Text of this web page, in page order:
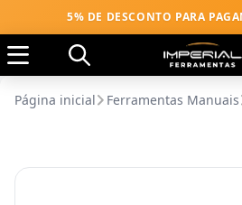
5% DE DESCONTO PARA
Página inicial Ferramentas Manuais